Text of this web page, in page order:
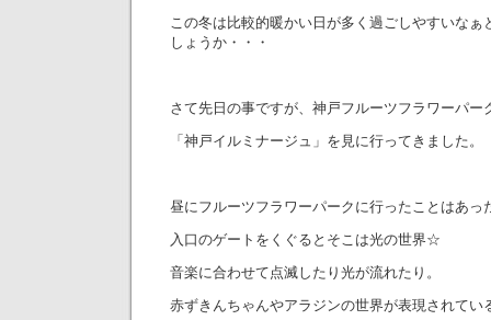
この冬は比較的暖かい日が多く過ごしやすいなぁ
しょうか・・・
さて先日の事ですが、神戸フルーツフラワーパー
「神戸イルミナージュ」を見に行ってきました。
昼にフルーツフラワーパークに行ったことはあっ
入口のゲートをくぐるとそこは光の世界☆
音楽に合わせて点滅したり光が流れたり。
赤ずきんちゃんやアラジンの世界が表現されてい